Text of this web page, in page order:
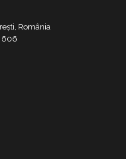
România
606